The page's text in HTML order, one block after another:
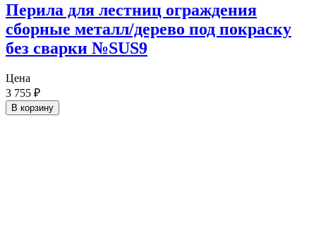
Перила для лестниц ограждения
сборные металл/дерево под покраску
без сварки №SUS9
Цена
3 755 ₽
В корзину